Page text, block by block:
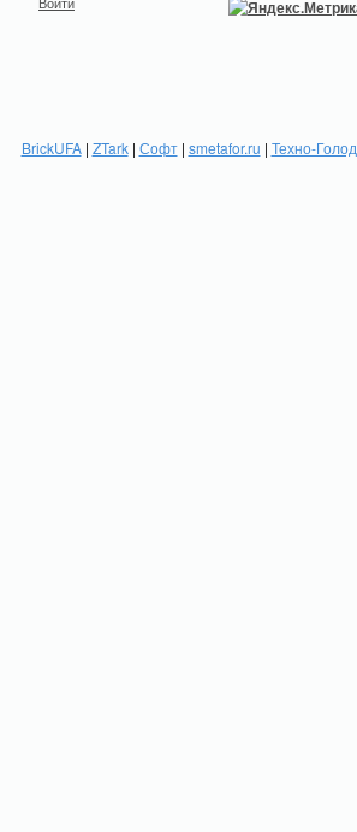
BrickUFA| ZTark| Софт| smetafor.ru | Техно-Голод